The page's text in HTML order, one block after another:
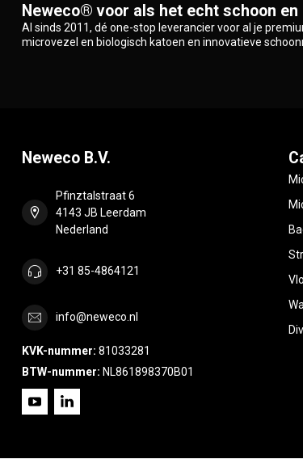
Neweco® voor als het echt schoon
Al sinds 2011, dé one-stop leverancier voor al je
microvezel en biologisch katoen en innovatieve
Neweco B.V.
Pfinztalstraat 6
4143 JB Leerdam
Nederland
+31 85-4864121
info@neweco.nl
KVK-nummer: 81033281
BTW-nummer: NL861898370B01